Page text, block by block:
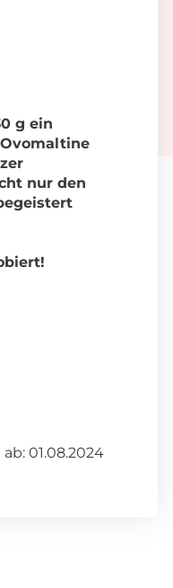
g ein
nur den
01.08.2024